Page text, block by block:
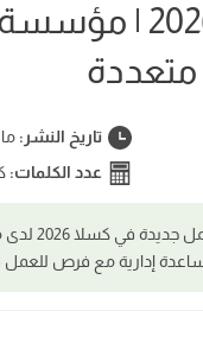
وظائف كسلا
متعددة
تاريخ النشر: مايو
عدد الكلمات:
فرص
إدارية مع فرص للعمل